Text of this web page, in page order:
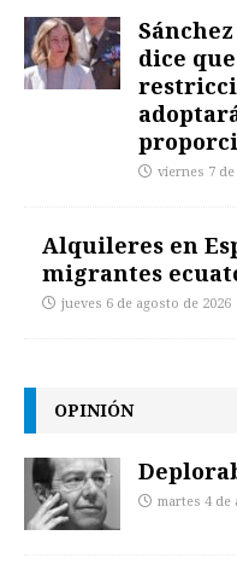
dice
viernes 7
Alquileres en
migrantes
jueves 6 de agosto de 2026
OPINIÓN
martes 4 de